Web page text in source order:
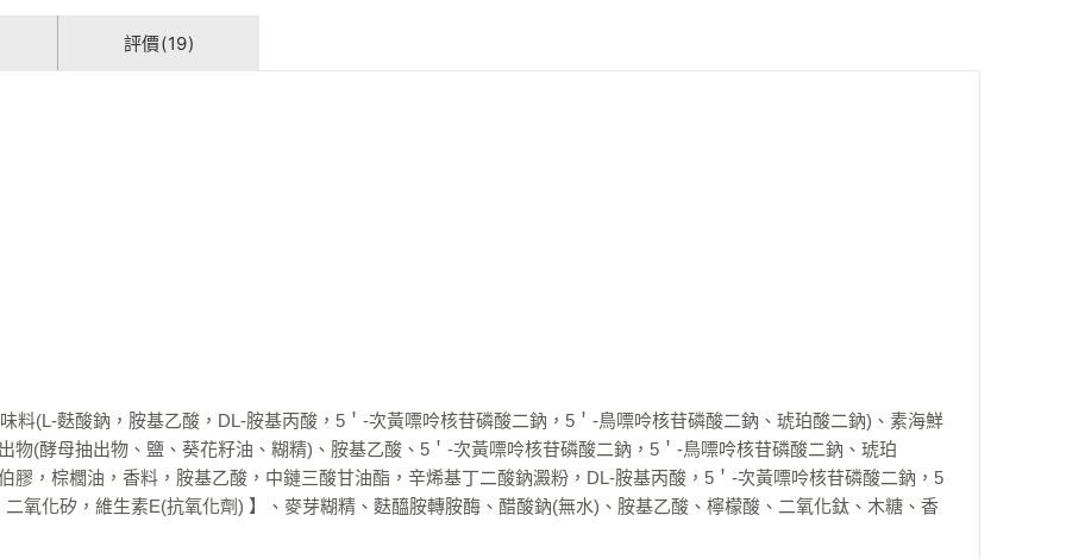
評價(19)
料(L-麩酸鈉，胺基乙酸，DL-胺基丙酸，5＇-次黃嘌呤核苷磷酸二鈉，5＇-鳥嘌呤核苷磷酸二鈉、琥珀酸二鈉)、素海鮮
物(酵母抽出物、鹽、葵花籽油、糊精)、胺基乙酸、5＇-次黃嘌呤核苷磷酸二鈉，5＇-鳥嘌呤核苷磷酸二鈉、琥珀
膠，棕櫚油，香料，胺基乙酸，中鏈三酸甘油酯，辛烯基丁二酸鈉澱粉，DL-胺基丙酸，5＇-次黃嘌呤核苷磷酸二鈉，5
氧化矽，維生素E(抗氧化劑) 】、麥芽糊精、麩醯胺轉胺酶、醋酸鈉(無水)、胺基乙酸、檸檬酸、二氧化鈦、木糖、香